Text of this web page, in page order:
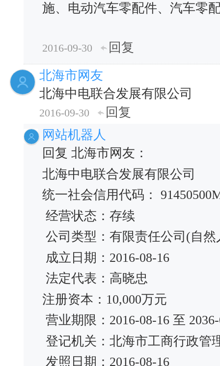
施、电动汽车零配件、汽车零
2016-09-30
回复
北海市网友
北海中电联合发展有限公司
2016-09-30
回复
网站机器人
回复 北海市网友：
北海中电联合发展有限公司
统一社会信用代码：
经营状态：存续
公司类型：有限责任公司(自
成立日期：2016-08-16
法定代表：高晓忠
注册资本：10,000万元
营业期限：2016-08-16 至
登记机关：北海市工商行政管
发照日期：2016-08-16